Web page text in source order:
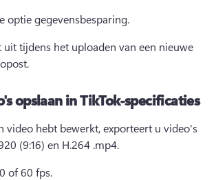
optie gegevensbesparing.
uit tijdens het uploaden van een nieuwe
opslaan in TikTok-specificaties
video hebt bewerkt, exporteert u video's
(9:16) en H.264 .mp4.
of 60 fps.